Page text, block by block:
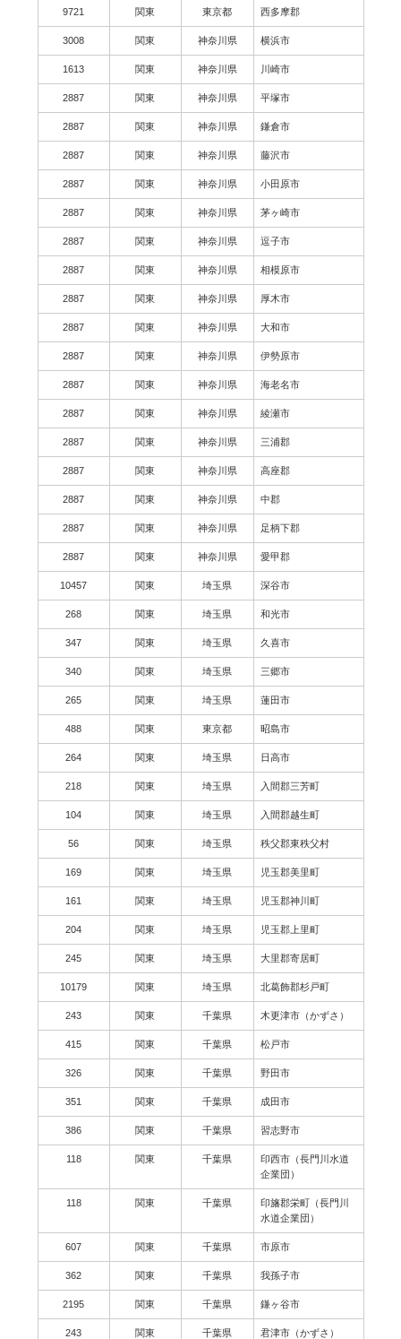
9721 関東 東京都 西多摩郡
3008 関東 神奈川県 横浜市
1613 関東 神奈川県 川崎市
2887 関東 神奈川県 平塚市
2887 関東 神奈川県 鎌倉市
2887 関東 神奈川県 藤沢市
2887 関東 神奈川県 小田原市
2887 関東 神奈川県 茅ヶ崎市
2887 関東 神奈川県 逗子市
2887 関東 神奈川県 相模原市
2887 関東 神奈川県 厚木市
2887 関東 神奈川県 大和市
2887 関東 神奈川県 伊勢原市
2887 関東 神奈川県 海老名市
2887 関東 神奈川県 綾瀬市
2887 関東 神奈川県 三浦郡
2887 関東 神奈川県 高座郡
2887 関東 神奈川県 中郡
2887 関東 神奈川県 足柄下郡
2887 関東 神奈川県 愛甲郡
10457 関東 埼玉県 深谷市
268 関東 埼玉県 和光市
347 関東 埼玉県 久喜市
340 関東 埼玉県 三郷市
265 関東 埼玉県 蓮田市
488 関東 東京都 昭島市
264 関東 埼玉県 日高市
218 関東 埼玉県 入間郡三芳町
104 関東 埼玉県 入間郡越生町
56 関東 埼玉県 秩父郡東秩父村
169 関東 埼玉県 児玉郡美里町
161 関東 埼玉県 児玉郡神川町
204 関東 埼玉県 児玉郡上里町
245 関東 埼玉県 大里郡寄居町
10179 関東 埼玉県 北葛飾郡杉戸町
243 関東 千葉県 木更津市（かずさ）
415 関東 千葉県 松戸市
326 関東 千葉県 野田市
351 関東 千葉県 成田市
386 関東 千葉県 習志野市
118 関東 千葉県
印西市（長門川水道
企業団）
118 関東 千葉県
印旛郡栄町（長門川
水道企業団）
607 関東 千葉県 市原市
362 関東 千葉県 我孫子市
2195 関東 千葉県 鎌ヶ谷市
243 関東 千葉県 君津市（かずさ）